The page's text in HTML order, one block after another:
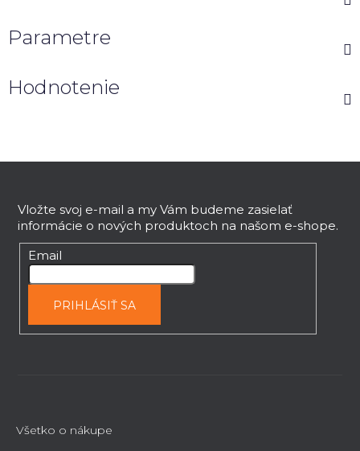
Parametre
Hodnotenie
Vložte svoj e-mail a my Vám budeme zasielať
informácie o nových produktoch na našom e-shope.
Email
PRIHLÁSIŤ SA
Všetko o nákupe